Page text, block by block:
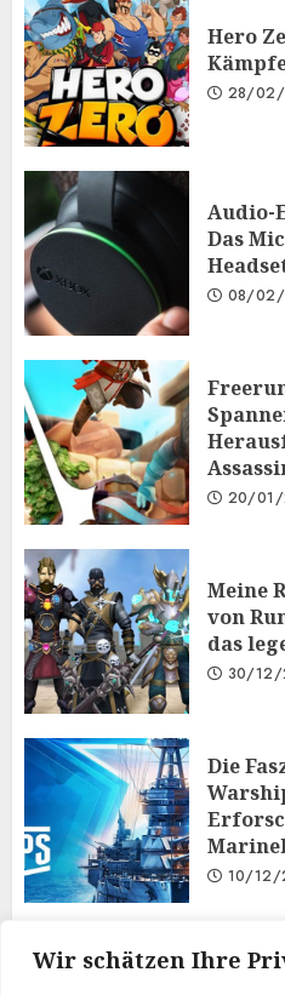
Wir schätzen Ihre
Hero
28/
Audio-
Das
08/
20/01/
Meine
von
das
30/12/
Die
10/12/